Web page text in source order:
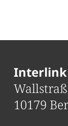
Interlink
10179